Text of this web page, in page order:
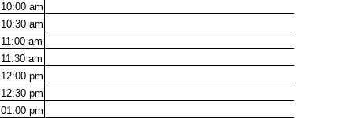
10:00 am
10:30 am
11:00 am
11:30 am
12:00 pm
12:30 pm
01:00 pm